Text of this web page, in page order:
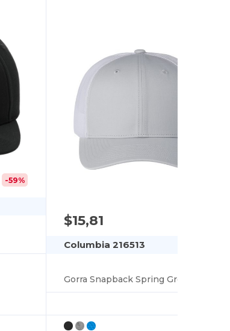
-59%
$15,81
Columbia 216513
Gorra Snapback Spring Grove™ III